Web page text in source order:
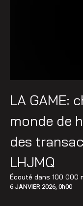
LA GAME:
monde de
des
LHJMQ
Écouté dans 100 000
6 JANVIER 2026, 0h00